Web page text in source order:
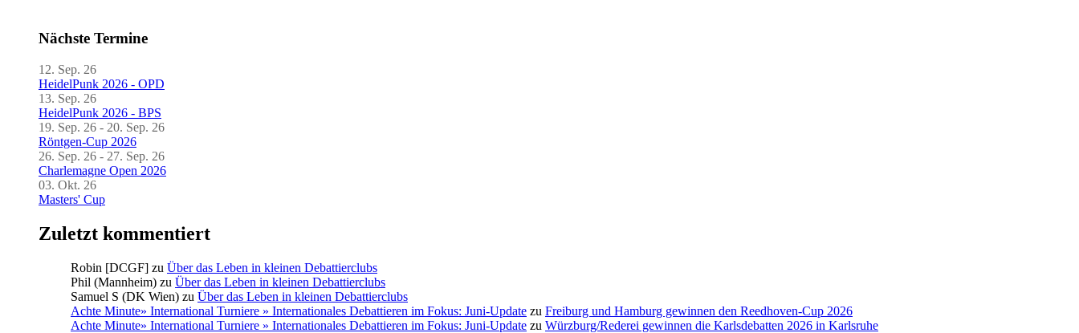
Nächste Termine
12. Sep. 26
HeidelPunk 2026 - OPD
13. Sep. 26
HeidelPunk 2026 - BPS
19. Sep. 26 - 20. Sep. 26
Röntgen-Cup 2026
26. Sep. 26 - 27. Sep. 26
Charlemagne Open 2026
03. Okt. 26
Masters' Cup
Zuletzt kommentiert
Robin [DCGF] zu Über das Leben in kleinen Debattierclubs
Phil (Mannheim) zu Über das Leben in kleinen Debattierclubs
Samuel S (DK Wien) zu Über das Leben in kleinen Debattierclubs
Achte Minute» International Turniere » Internationales Debattieren im Fokus: Juni-Update zu Freiburg und Hamburg gewinnen den Reedhoven-Cup 2026
Achte Minute» International Turniere » Internationales Debattieren im Fokus: Juni-Update zu Würzburg/Rederei gewinnen die Karlsdebatten 2026 in Karlsruhe